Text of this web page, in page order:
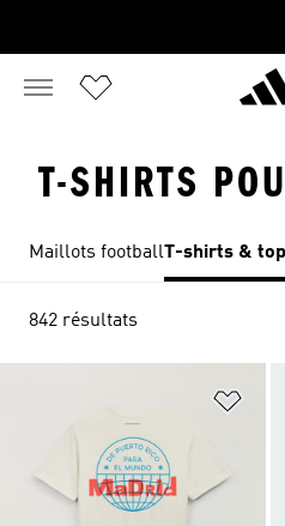
T-SHIRTS
Maillots footballT-shirts &
842 résultats